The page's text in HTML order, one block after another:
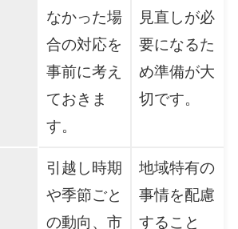
なかった場
合の対応を
事前に考え
ておきま
す。
見直しが必
要になるた
め準備が大
切です。
引越し時期
や季節ごと
の動向、市
地域特有の
事情を配慮
すること